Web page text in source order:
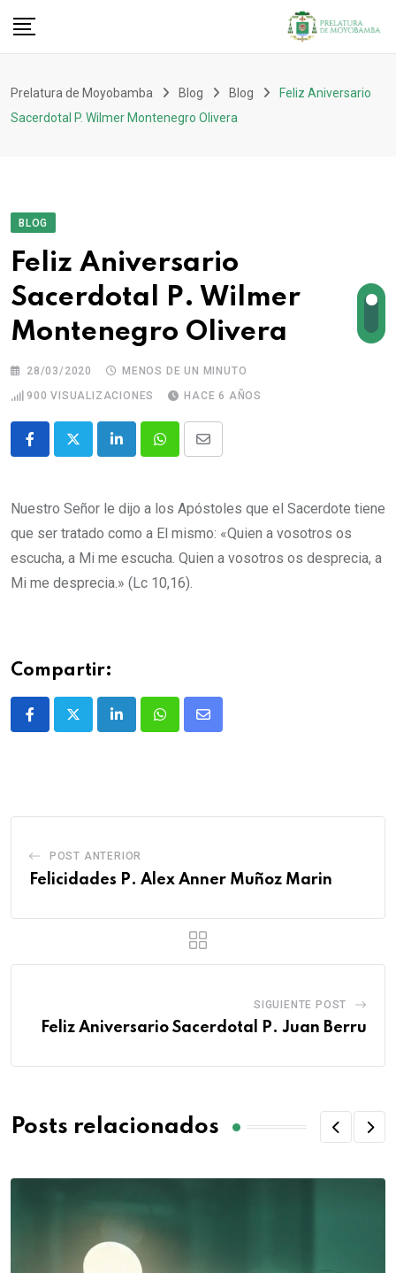
Prelatura de Moyobamba Blog Blog
Feliz Aniversario
Sacerdotal P. Wilmer Montenegro Olivera
BLOG
Feliz Aniversario
Sacerdotal P. Wilmer
Montenegro Olivera
28/03/2020
MENOS DE UN MINUTO
900 VISUALIZACIONES HACE 6 AÑOS
Nuestro Señor le dijo a los Apóstoles que el Sacerdote tiene
que ser tratado como a El mismo: «Quien a vosotros os
escucha, a Mi me escucha. Quien a vosotros os desprecia, a
Mi me desprecia.» (Lc 10,16).
Compartir:
POST ANTERIOR
Felicidades P. Alex Anner Muñoz Marin
SIGUIENTE POST
Feliz Aniversario Sacerdotal P. Juan Berru
Posts relacionados